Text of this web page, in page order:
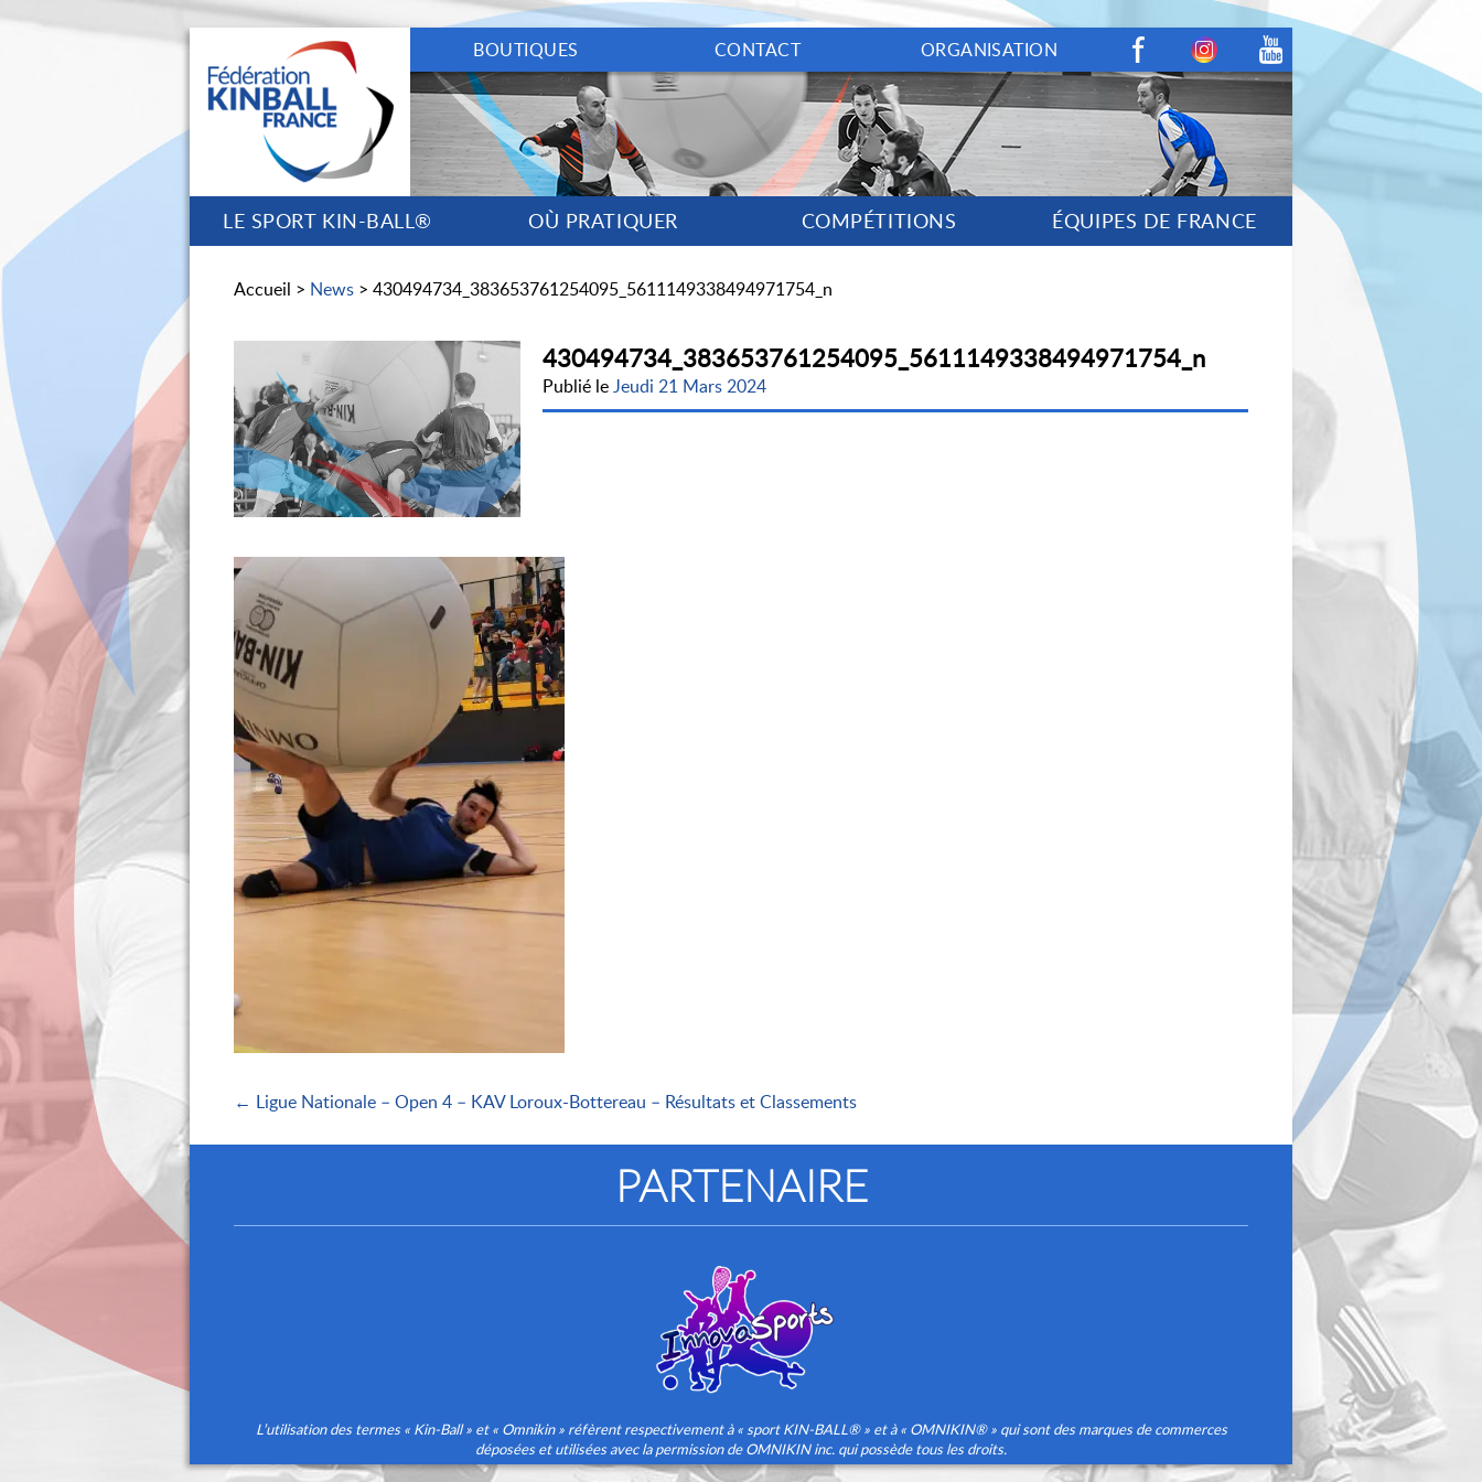
BOUTIQUES CONTACT ORGANISATION
LE SPORT KIN-BALL® OÙ PRATIQUER COMPÉTITIONS ÉQUIPES DE FRANCE
FacebookInstagramYoutube
Accueil > News > 430494734_383653761254095_5611149338494971754_n
430494734_383653761254095_5611149338494971754_n
Publié leJeudi 21 Mars 2024
← Ligue Nationale – Open 4 – KAV Loroux-Bottereau – Résultats et Classements
PARTENAIRE
L’utilisation des termes « Kin-Ball » et « Omnikin » réfèrent respectivement à « sport KIN-BALL® » et à « OMNIKIN® » qui sont des marques de commerces
déposées et utilisées avec la permission de OMNIKIN inc. qui possède tous les droits.